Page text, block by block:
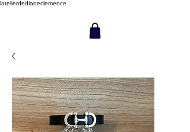
latelierdedianeclemence